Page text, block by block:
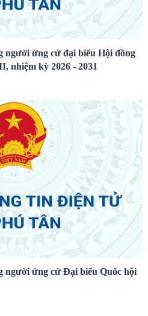
người ứng cử đại biểu Hội đồng
nhiệm kỳ 2026 - 2031
người ứng cử Đại biểu Quốc hội